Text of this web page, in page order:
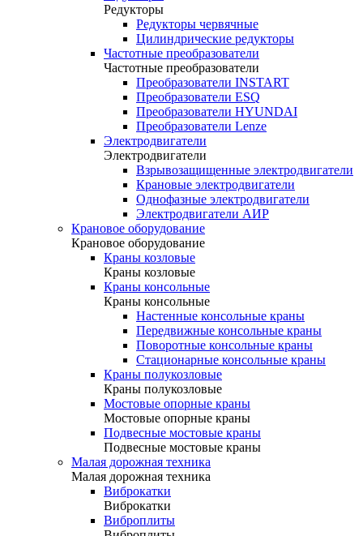
Редукторы
Редукторы червячные
Цилиндрические редукторы
Частотные преобразователи
Частотные преобразователи
Преобразователи INSTART
Преобразователи ESQ
Преобразователи HYUNDAI
Преобразователи Lenze
Электродвигатели
Электродвигатели
Взрывозащищенные электродвигатели
Крановые электродвигатели
Однофазные электродвигатели
Электродвигатели АИР
Крановое оборудование
Крановое оборудование
Краны козловые
Краны козловые
Краны консольные
Краны консольные
Настенные консольные краны
Передвижные консольные краны
Поворотные консольные краны
Стационарные консольные краны
Краны полукозловые
Краны полукозловые
Мостовые опорные краны
Мостовые опорные краны
Подвесные мостовые краны
Подвесные мостовые краны
Малая дорожная техника
Малая дорожная техника
Виброкатки
Виброкатки
Виброплиты